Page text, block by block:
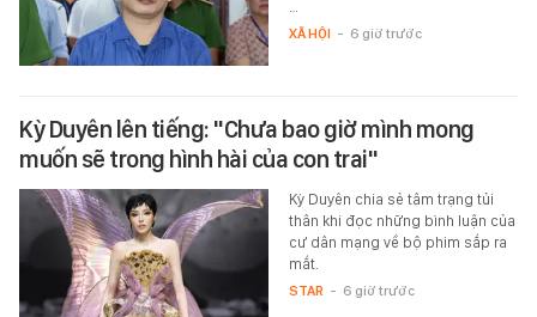
…
XÃ HỘI - 6 giờ trước
Kỳ Duyên lên tiếng: "Chưa bao giờ mình mong
muốn sẽ trong hình hài của con trai"
Kỳ Duyên chia sẻ tâm trạng tủi
thân khi đọc những bình luận của
cư dân mạng về bộ phim sắp ra
mắt.
STAR - 6 giờ trước